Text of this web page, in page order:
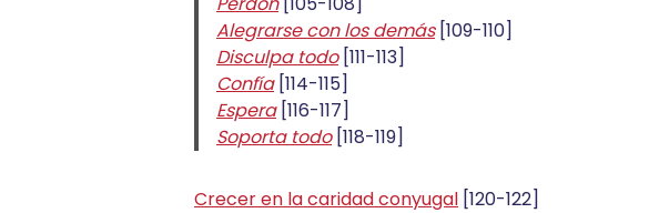
Alegrarse con los demás[109-110]
Disculpa todo[111-113]
Confía[114-115]
Espera [116-117]
Soporta todo[118-119]
Crecer en la caridad conyugal [120-122]